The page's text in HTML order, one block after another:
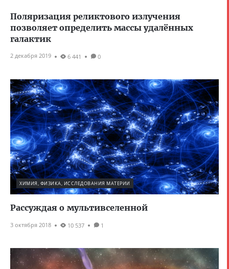
Поляризация реликтового излучения
позволяет определить массы удалённых
галактик
2 декабря 2019 6 441 0
ХИМИЯ, ФИЗИКА, ИССЛЕДОВАНИЯ МАТЕРИИ
Рассуждая о мультивселенной
3 октября 2018 10 537 1